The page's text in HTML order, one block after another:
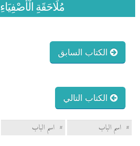
مُلَاحَقَةِ الْأَصْفِيَاءِ
الكتاب السابق
الكتاب التالي
# اسم الباب # اسم الباب